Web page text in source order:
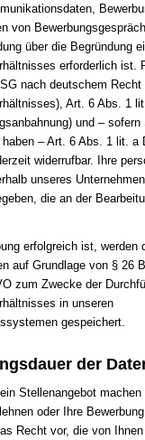
von
über die Begründung
erforderlich ist.
nach deutschem Recht
Art. 6 Abs. 1
und – sofern
– Art. 6 Abs. 1 lit. a
widerrufbar. Ihre
unseres
die an der
erfolgreich ist, werden
auf Grundlage von § 26
zum Zwecke der
in unseren
gespeichert.
der
Stellenangebot
oder Ihre
Recht vor, die von